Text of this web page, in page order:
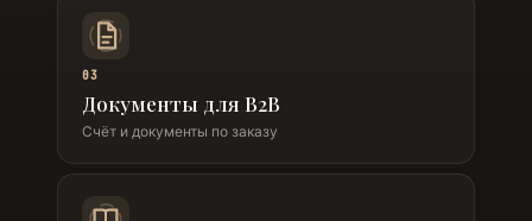
03
Документы для B2B
Счёт и документы по заказу